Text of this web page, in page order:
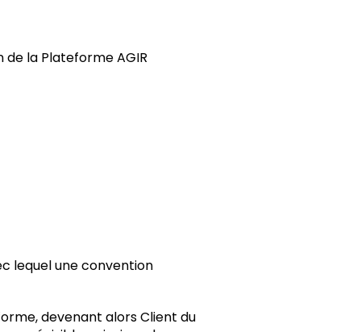
de la Plateforme AGIR
lequel une convention
devenant alors Client du